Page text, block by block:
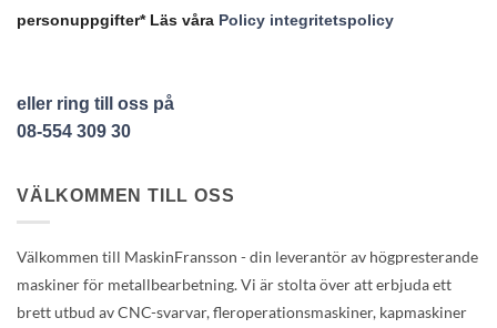
personuppgifter* Läs våra Policy integritetspolicy
eller ring till oss på
08-554 309 30
VÄLKOMMEN TILL OSS
Välkommen till MaskinFransson - din leverantör av högpresterande
maskiner för metallbearbetning. Vi är stolta över att erbjuda ett
brett utbud av CNC-svarvar, fleroperationsmaskiner, kapmaskiner